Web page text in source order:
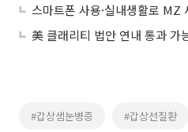
스마트폰 사용·실내생활로 MZ
#갑상샘눈병증 #갑상선질환